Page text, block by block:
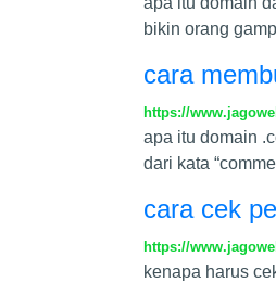
bikin orang
cara
https://
apa itu domain
dari kata
cara cek
https://
kenapa harus